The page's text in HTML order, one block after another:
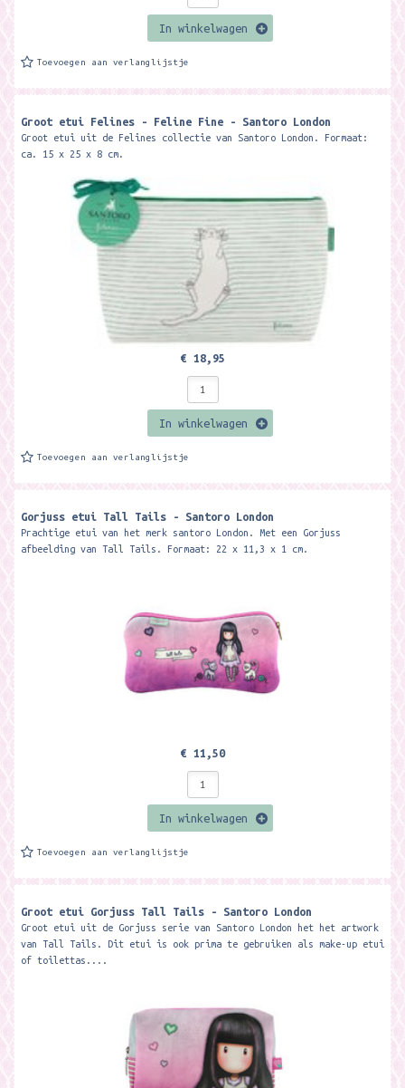
In winkelwagen
Toevoegen aan verlanglijstje
Groot etui Felines - Feline Fine - Santoro London
Groot etui uit de Felines collectie van Santoro London. Formaat:
ca. 15 x 25 x 8 cm.
€ 18,95
In winkelwagen
Toevoegen aan verlanglijstje
Gorjuss etui Tall Tails - Santoro London
Prachtige etui van het merk santoro London. Met een Gorjuss
afbeelding van Tall Tails. Formaat: 22 x 11,3 x 1 cm.
€ 11,50
In winkelwagen
Toevoegen aan verlanglijstje
Groot etui Gorjuss Tall Tails - Santoro London
Groot etui uit de Gorjuss serie van Santoro London het het artwork
van Tall Tails. Dit etui is ook prima te gebruiken als make-up etui
of toilettas....